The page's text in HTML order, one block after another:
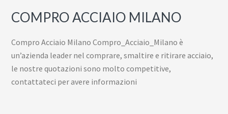
COMPRO ACCIAIO MILANO
Compro Acciaio Milano Compro_Acciaio_Milano è
un’azienda leader nel comprare, smaltire e ritirare acciaio,
le nostre quotazioni sono molto competitive,
contattateci per avere informazioni